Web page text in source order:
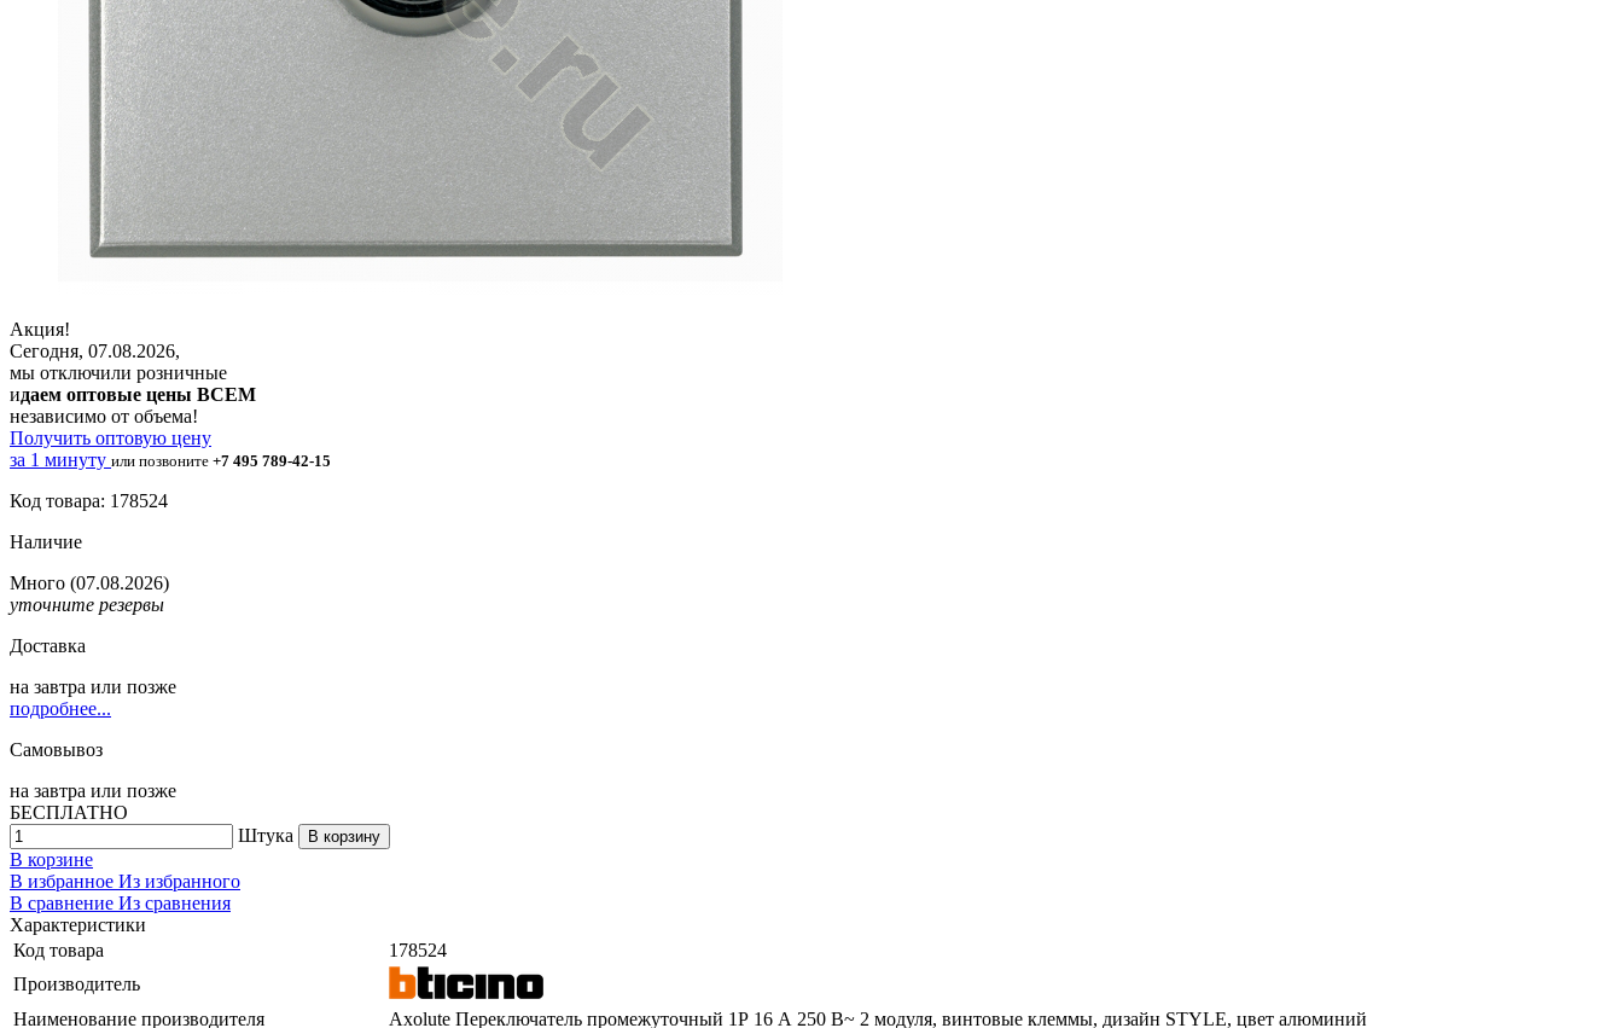
Акция!
Сегодня, 07.08.2026,
мы отключили розничные
идаем оптовые цены ВСЕМ
независимо от объема!
Получить оптовую цену
за 1 минуту или позвоните +7 495 789-42-15
Код товара: 178524
Наличие
Много (07.08.2026)
уточните резервы
Доставка
на завтра или позже
подробнее...
Самовывоз
на завтра или позже
БЕСПЛАТНО
Штука
В корзину
В корзине
В избранное Из избранного
В сравнение Из сравнения
Характеристики
Код товара
178524
Производитель
Наименование производителя
Axolute Переключатель промежуточный 1Р 16 А 250 В~ 2 модуля, винтовые клеммы, дизайн STYLE, цвет алюминий